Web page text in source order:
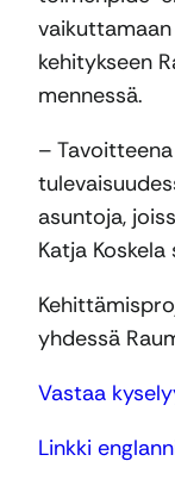
kehitykseen
mennessä.
–
asuntoja,
Katja Koskela
yhdessä
Vastaa
Linkki